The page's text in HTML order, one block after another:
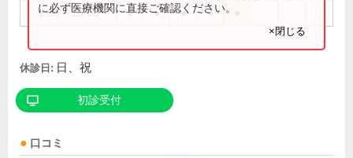
9:00～18:00 ● ● ● ●
に必ず医療機関に直接ご確認ください。
×閉じる
休診日: 日、祝
初診受付
口コミ